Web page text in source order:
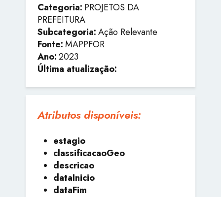
Categoria: PROJETOS DA
PREFEITURA
Subcategoria:Ação Relevante
Fonte:MAPPFOR
Ano:2023
Última atualização:
Atributos disponíveis:
estagio
classificacaoGeo
descricao
dataInicio
dataFim